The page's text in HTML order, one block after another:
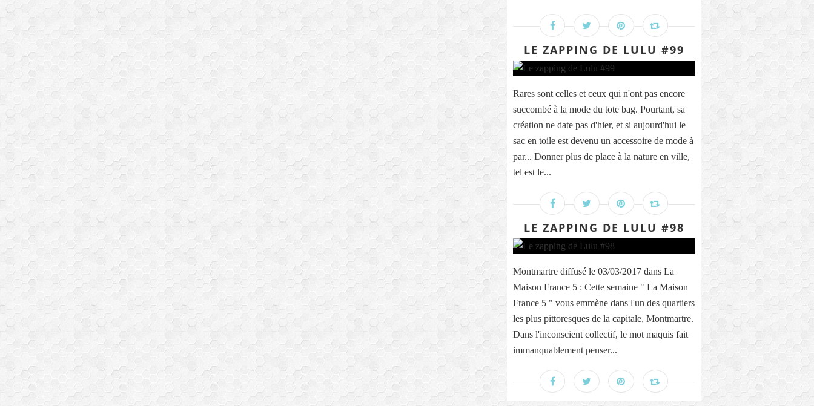
LE ZAPPING DE LULU #99
Rares sont celles et ceux qui n'ont pas encore
succombé à la mode du tote bag. Pourtant, sa
création ne date pas d'hier, et si aujourd'hui le
sac en toile est devenu un accessoire de mode à
par... Donner plus de place à la nature en ville,
tel est le...
LE ZAPPING DE LULU #98
Montmartre diffusé le 03/03/2017 dans La
Maison France 5 : Cette semaine " La Maison
France 5 " vous emmène dans l'un des quartiers
les plus pittoresques de la capitale, Montmartre.
Dans l'inconscient collectif, le mot maquis fait
immanquablement penser...